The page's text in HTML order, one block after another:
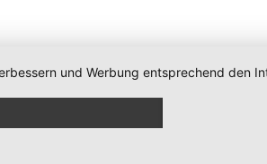
und Werbung entsprechend den